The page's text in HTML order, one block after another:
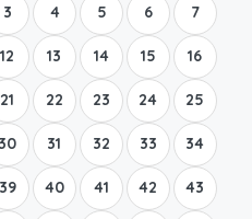
3 4 5 6 7
12 13 14 15 16
21 22 23 24 25
30 31 32 33 34
39 40 41 42 43